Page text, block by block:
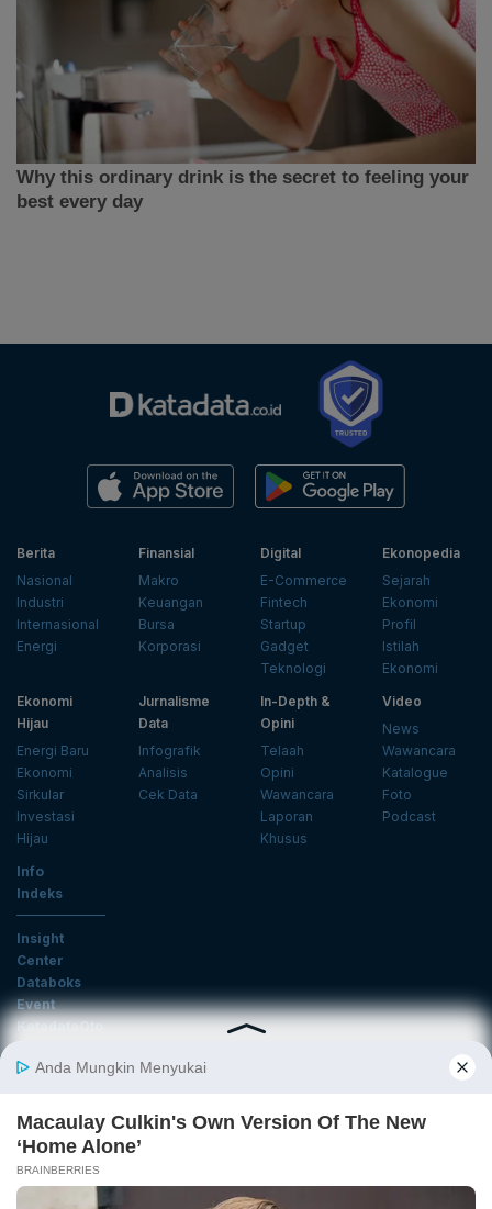
Berita
Nasional
Industri
Internasional
Energi
Finansial
Makro
Keuangan
Bursa
Korporasi
Digital
E-Commerce
Fintech
Startup
Gadget
Teknologi
Ekonopedia
Sejarah
Ekonomi
Profil
Istilah
Ekonomi
Ekonomi
Hijau
Energi Baru
Ekonomi
Sirkular
Investasi
Hijau
Jurnalisme
Data
Infografik
Analisis
Cek Data
In-Depth &
Opini
Telaah
Opini
Wawancara
Laporan
Khusus
Video
News
Wawancara
Katalogue
Foto
Podcast
Info
Indeks
Insight
Center
Databoks
Event
KatadataOto
Email
Daftar